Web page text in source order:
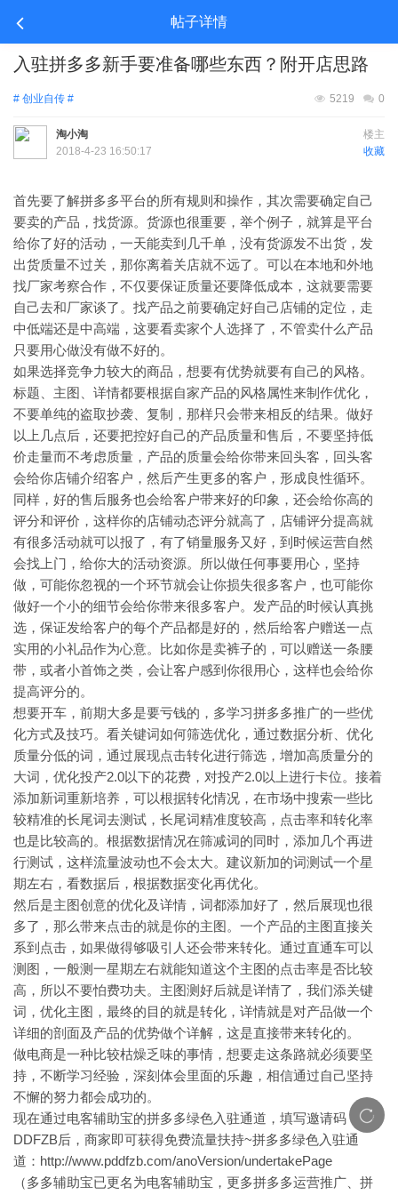
帖子详情
入驻拼多多新手要准备哪些东西？附开店思路
# 创业自传 # 0
5219
楼主
淘小淘
收藏
2018-4-23 16:50:17
首先要了解拼多多平台的所有规则和操作，其次需要确定自己
要卖的产品，找货源。货源也很重要，举个例子，就算是平台
给你了好的活动，一天能卖到几千单，没有货源发不出货，发
出货质量不过关，那你离着关店就不远了。可以在本地和外地
找厂家考察合作，不仅要保证质量还要降低成本，这就要需要
自己去和厂家谈了。找产品之前要确定好自己店铺的定位，走
中低端还是中高端，这要看卖家个人选择了，不管卖什么产品
只要用心做没有做不好的。
如果选择竞争力较大的商品，想要有优势就要有自己的风格。
标题、主图、详情都要根据自家产品的风格属性来制作优化，
不要单纯的盗取抄袭、复制，那样只会带来相反的结果。做好
以上几点后，还要把控好自己的产品质量和售后，不要坚持低
价走量而不考虑质量，产品的质量会给你带来回头客，回头客
会给你店铺介绍客户，然后产生更多的客户，形成良性循环。
同样，好的售后服务也会给客户带来好的印象，还会给你高的
评分和评价，这样你的店铺动态评分就高了，店铺评分提高就
有很多活动就可以报了，有了销量服务又好，到时候运营自然
会找上门，给你大的活动资源。所以做任何事要用心，坚持
做，可能你忽视的一个环节就会让你损失很多客户，也可能你
做好一个小的细节会给你带来很多客户。发产品的时候认真挑
选，保证发给客户的每个产品都是好的，然后给客户赠送一点
实用的小礼品作为心意。比如你是卖裤子的，可以赠送一条腰
带，或者小首饰之类，会让客户感到你很用心，这样也会给你
提高评分的。
想要开车，前期大多是要亏钱的，多学习拼多多推广的一些优
化方式及技巧。看关键词如何筛选优化，通过数据分析、优化
质量分低的词，通过展现点击转化进行筛选，增加高质量分的
大词，优化投产2.0以下的花费，对投产2.0以上进行卡位。接着
添加新词重新培养，可以根据转化情况，在市场中搜索一些比
较精准的长尾词去测试，长尾词精准度较高，点击率和转化率
也是比较高的。根据数据情况在筛减词的同时，添加几个再进
行测试，这样流量波动也不会太大。建议新加的词测试一个星
期左右，看数据后，根据数据变化再优化。
然后是主图创意的优化及详情，词都添加好了，然后展现也很
多了，那么带来点击的就是你的主图。一个产品的主图直接关
系到点击，如果做得够吸引人还会带来转化。通过直通车可以
测图，一般测一星期左右就能知道这个主图的点击率是否比较
高，所以不要怕费功夫。主图测好后就是详情了，我们添关键
词，优化主图，最终的目的就是转化，详情就是对产品做一个
详细的剖面及产品的优势做个详解，这是直接带来转化的。
做电商是一种比较枯燥乏味的事情，想要走这条路就必须要坚
持，不断学习经验，深刻体会里面的乐趣，相信通过自己坚持
不懈的努力都会成功的。
现在通过电客辅助宝的拼多多绿色入驻通道，填写邀请码
DDFZB后，商家即可获得免费流量扶持~拼多多绿色入驻通
道： http://www.pddfzb.com/anoVersion/undertakePage
（多多辅助宝已更名为电客辅助宝，更多拼多多运营推广、拼